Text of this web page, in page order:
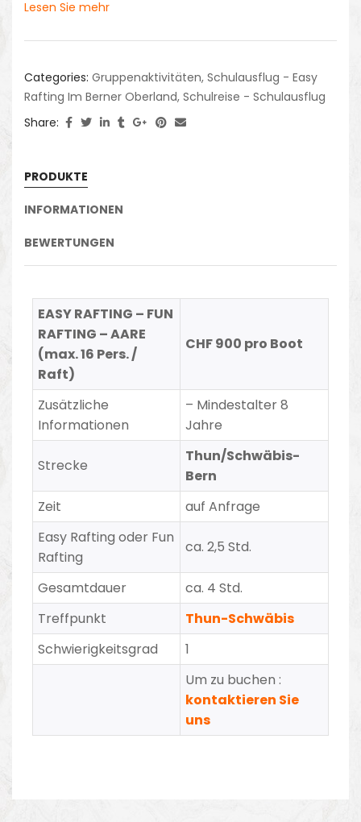
Lesen Sie mehr
Categories: Gruppenaktivitäten, Schulausflug - Easy
Rafting Im Berner Oberland, Schulreise - Schulausflug
Share:
PRODUKTE
INFORMATIONEN
BEWERTUNGEN
EASY RAFTING – FUN
RAFTING – AARE
(max. 16 Pers. /
Raft)
CHF 900 pro Boot
Zusätzliche
Informationen
– Mindestalter 8
Jahre
Strecke
Thun/Schwäbis-
Bern
Zeit
auf Anfrage
Easy Rafting oder Fun
Rafting
ca. 2,5 Std.
Gesamtdauer
ca. 4 Std.
Treffpunkt
Thun-Schwäbis
Schwierigkeitsgrad
1
Um zu buchen :
kontaktieren Sie
uns